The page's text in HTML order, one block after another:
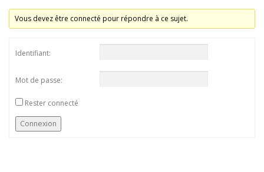
Vous devez être connecté pour répondre à ce sujet.
Identifiant:
Mot de passe:
Rester connecté
Connexion